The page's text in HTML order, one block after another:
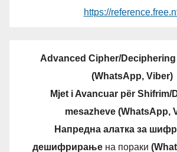
https://
Advanced Cipher/
(WhatsApp, Viber)
Mjet i Avancuar për Shifrim/
mesazheve (WhatsApp,
Напредна алатка за
дешифрирањена пораки